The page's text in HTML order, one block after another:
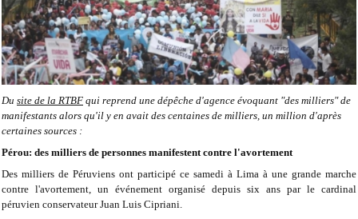
Du site de la RTBF qui reprend une dépêche d'agence évoquant "des milliers" de
manifestants alors qu'il y en avait des centaines de milliers, un million d'après
certaines sources :
Pérou: des milliers de personnes manifestent contre l'avortement
Des milliers de Péruviens ont participé ce samedi à Lima à une grande marche
contre l'avortement, un événement organisé depuis six ans par le cardinal
péruvien conservateur Juan Luis Cipriani.